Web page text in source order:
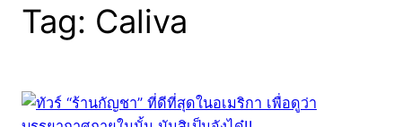
Tag: Caliva